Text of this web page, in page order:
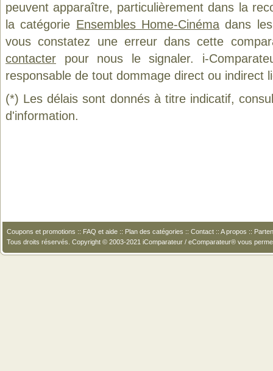
peuvent apparaître, particulièrement dans la
la catégorie Ensembles Home-Cinémadans les
vous constatez une erreur dans cette
contacter pour nous le signaler. i-
responsable de tout dommage direct ou indirect
(*) Les délais sont donnés à titre indicatif,
d'information.
Coupons et promotions :: FAQ et aide :: Plan des catégories :: Contact :: A propos ::
Tous droits réservés. Copyright © 2003-2021 iComparateur / eComparateur® vous